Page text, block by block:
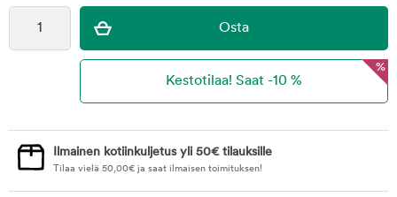
%
Ilmainen kotiinkuljetus yli 50€ tilauksille
Tilaa vielä 50,00€ ja saat ilmaisen toimituksen!